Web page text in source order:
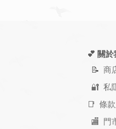
💕 關
📝 商
🔐 私
📑 條
🏬 門